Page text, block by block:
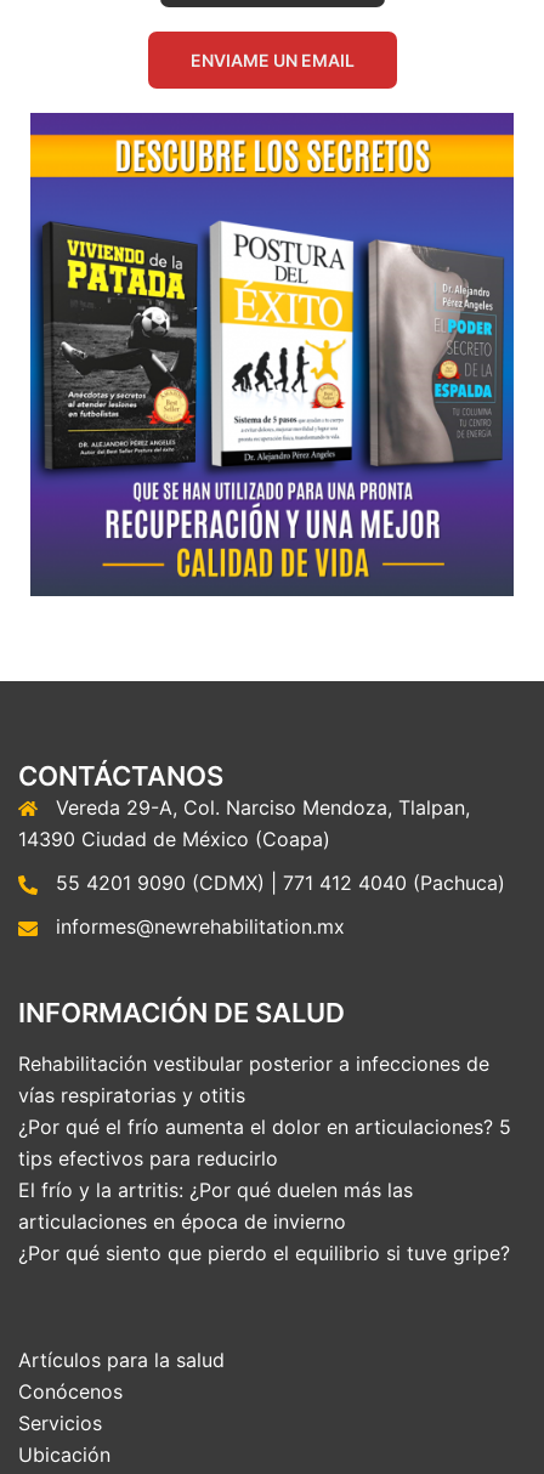
ENVIAME UN EMAIL
CONTÁCTANOS
Vereda 29-A, Col. Narciso Mendoza, Tlalpan,
14390 Ciudad de México (Coapa)
55 4201 9090 (CDMX) | 771 412 4040 (Pachuca)
informes@newrehabilitation.mx
INFORMACIÓN DE SALUD
Rehabilitación vestibular posterior a infecciones de
vías respiratorias y otitis
¿Por qué el frío aumenta el dolor en articulaciones? 5
tips efectivos para reducirlo
El frío y la artritis: ¿Por qué duelen más las
articulaciones en época de invierno
¿Por qué siento que pierdo el equilibrio si tuve gripe?
Artículos para la salud
Conócenos
Servicios
Ubicación